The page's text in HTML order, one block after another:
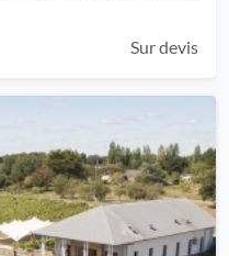
Sur devis